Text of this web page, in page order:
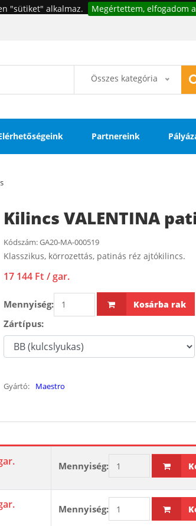
"sütiket" alkalmaz. Megértettem, elfogadom
Összes kategória
Partnereink
Kilincs VALENTINA
Kódszám:GA20-MA-000519
Klasszikus, körrozettás, patinás réz ajtókilincs.
17 144 Ft / gar.
Mennyiség: Kosárba rak
Zártípus:
Gyártó: Maestro
Mennyiség:
Mennyiség: